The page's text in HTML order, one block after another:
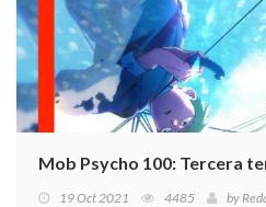
Mob Psycho 100: Tercera
19 Oct 2021 4485 by